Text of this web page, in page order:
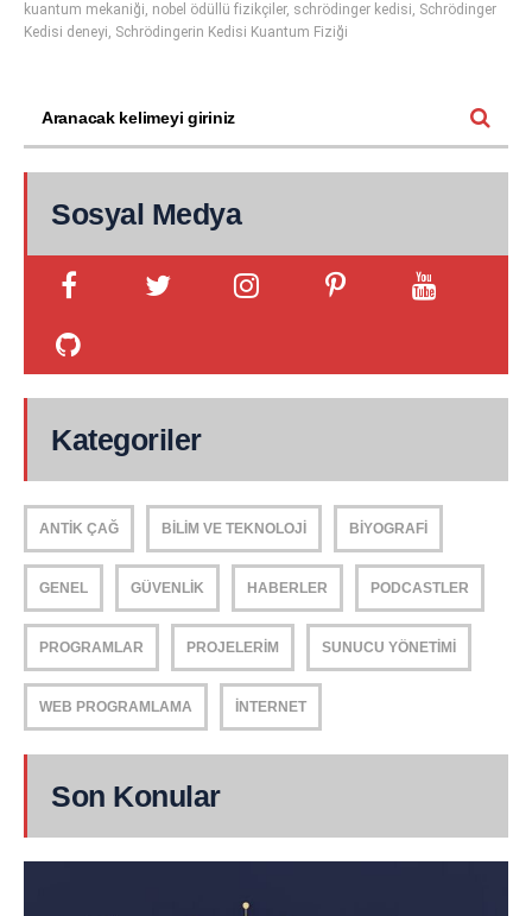
kuantum mekaniği, nobel ödüllü fizikçiler, schrödinger kedisi, Schrödinger
Kedisi deneyi, Schrödingerin Kedisi Kuantum Fiziği
Sosyal Medya
Kategoriler
ANTIK ÇAĞ BILIM VE TEKNOLOJI BIYOGRAFI
GENEL GÜVENLIK HABERLER PODCASTLER
PROGRAMLAR PROJELERIM SUNUCU YÖNETIMI
WEB PROGRAMLAMA İNTERNET
Son Konular